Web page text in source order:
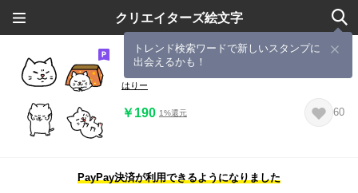
クリエイターズ絵文字
トレンド検索ワードで新しいスタンプに
出会えるかも！
しろねこニャリーの絵文字(冬など）
はりー
￥190 1%還元 60
PayPay決済が利用できるようになりました